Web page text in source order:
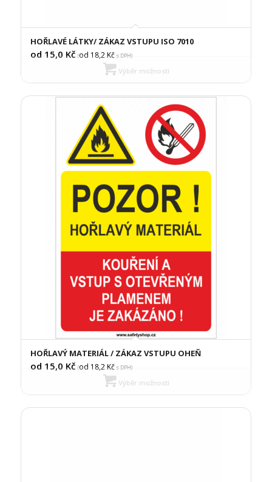
HOŘLAVÉ LÁTKY/ ZÁKAZ VSTUPU ISO 7010
od 15,0 Kč (od 18,2Kčs DPH)
Výběr možností
HOŘLAVÝ MATERIÁL / ZÁKAZ VSTUPU OHEŇ
od 15,0 Kč (od 18,2Kčs DPH)
Výběr možností